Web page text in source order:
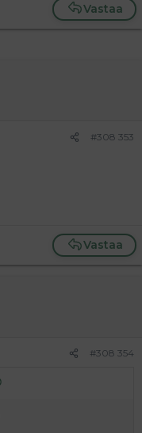
Vastaa
#308 353
Vastaa
#308 354